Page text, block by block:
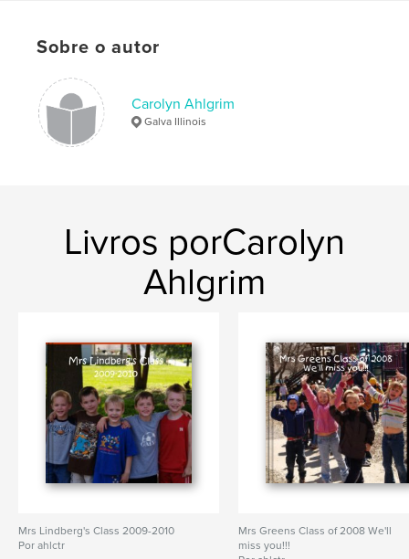
Sobre o autor
Carolyn Ahlgrim
Galva Illinois
Livros porCarolyn
Ahlgrim
Mrs Lindberg's Class 2009-2010
Por ahlctr
Mrs Greens Class of 2008 We'll
miss you!!!